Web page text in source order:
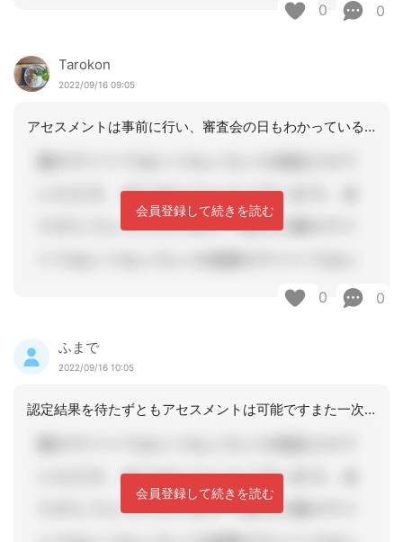
0 0
Tarokon
2022/09/16 09:05
アセスメントは事前に行い、審査会の日もわかっているのであれば、すでに担当者会議の
会員登録して続きを読む
0 0
ふまで
2022/09/16 10:05
認定結果を待たずともアセスメントは可能ですまた一次判定が要支援でしたら、介護にな
会員登録して続きを読む